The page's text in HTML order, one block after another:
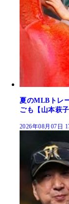
夏のMLBトレ
ごも【山本萩
2026年08月07日